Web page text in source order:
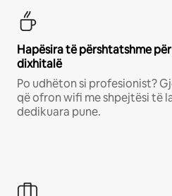
Hapësira të përshtatshme
dixhitalë
Po udhëton si profesionist?
që ofron wifi me shpejtësi të
dedikuara pune.